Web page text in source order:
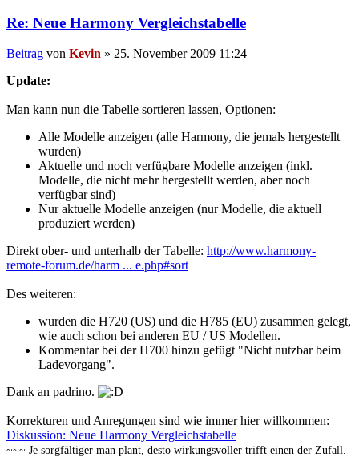
Re: Neue Harmony Vergleichstabelle
Beitrag von Kevin » 25. November 2009 11:24
Update:
Man kann nun die Tabelle sortieren lassen, Optionen:
Alle Modelle anzeigen (alle Harmony, die jemals hergestellt
wurden)
Aktuelle und noch verfügbare Modelle anzeigen (inkl.
Modelle, die nicht mehr hergestellt werden, aber noch
verfügbar sind)
Nur aktuelle Modelle anzeigen (nur Modelle, die aktuell
produziert werden)
Direkt ober- und unterhalb der Tabelle: http://www.harmony-
remote-forum.de/harm ... e.php#sort
Des weiteren:
wurden die H720 (US) und die H785 (EU) zusammen gelegt,
wie auch schon bei anderen EU / US Modellen.
Kommentar bei der H700 hinzu gefügt "Nicht nutzbar beim
Ladevorgang".
Dank an padrino.
Korrekturen und Anregungen sind wie immer hier willkommen:
Diskussion: Neue Harmony Vergleichstabelle
~~~ Je sorgfältiger man plant, desto wirkungsvoller trifft einen der Zufall.